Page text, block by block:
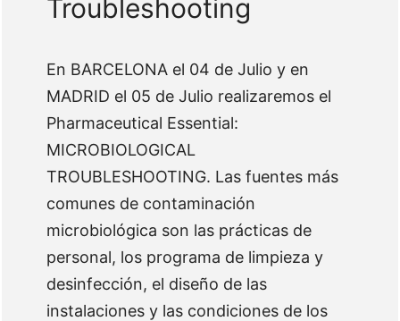
Troubleshooting
En BARCELONA el 04 de Julio y en
MADRID el 05 de Julio realizaremos el
Pharmaceutical Essential:
MICROBIOLOGICAL
TROUBLESHOOTING. Las fuentes más
comunes de contaminación
microbiológica son las prácticas de
personal, los programa de limpieza y
desinfección, el diseño de las
instalaciones y las condiciones de los